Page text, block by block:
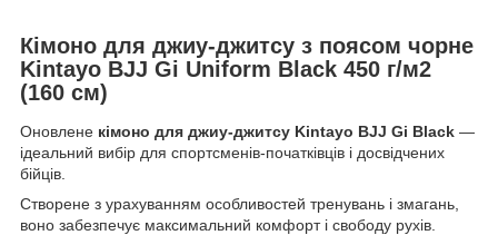
Кімоно для джиу-джитсу з поясом чорне
Kintayo BJJ Gi Uniform Black 450 г/м2
(160 см)
Оновлене кімоно для джиу-джитсу Kintayo BJJ Gi Black —
ідеальний вибір для спортсменів-початківців і досвідчених
бійців.
Створене з урахуванням особливостей тренувань і змагань,
воно забезпечує максимальний комфорт і свободу рухів.